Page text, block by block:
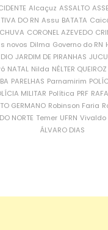
Alcaçuz ASSALTO
DO RN Assu BATATA
CORONEL AZEVEDO
novos Dilma Governo do RN
JARDIM DE PIRANHAS
NATAL Nilda NÉLTER QUEIROZ
PARELHAS Parnamirim
MILITAR Política PRF
GERMANO Robinson Faria
NORTE Temer UFRN Vivaldo
ÁLVARO DIAS